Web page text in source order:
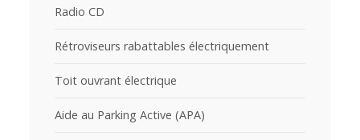
Radio CD
Rétroviseurs rabattables électriquement
Toit ouvrant électrique
Aide au Parking Active (APA)